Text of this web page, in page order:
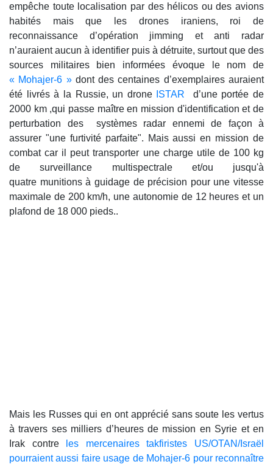
empêche toute localisation par des hélicos ou des avions
habités mais que les drones iraniens, roi de
reconnaissance d’opération jimming et anti radar
n’auraient aucun à identifier puis à détruite, surtout que des
sources militaires bien informées évoque le nom de
« Mohajer-6 » dont des centaines d’exemplaires auraient
été livrés à la Russie, un drone
ISTAR d’une portée de
2000 km ,qui passe maître en mission d'identification et de
perturbation des systèmes radar ennemi de façon à
assurer "une furtivité parfaite". Mais aussi en mission de
combat car il peut transporter une charge utile de 100 kg
de surveillance multispectrale et/ou jusqu'à
quatre munitions à guidage de précision pour une vitesse
maximale de 200 km/h, une autonomie de 12 heures et un
plafond de 18 000 pieds..
Mais les Russes qui en ont apprécié sans soute les vertus
à travers ses milliers d’heures de mission en Syrie et en
Irak contre
les mercenaires takfiristes US/OTAN/Israël
pourraient aussi faire usage de Mohajer-6 pour reconnaître